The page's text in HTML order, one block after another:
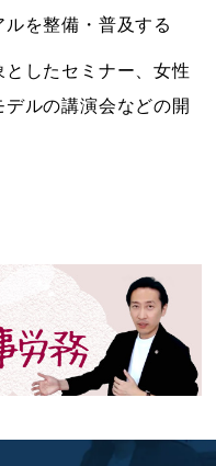
を整備・普及する
したセミナー、女性
ルの講演会などの開